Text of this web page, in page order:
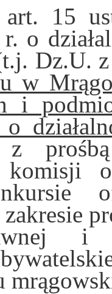
art. 15
o
Dz.U.
w
i
prośbą
komisji
i